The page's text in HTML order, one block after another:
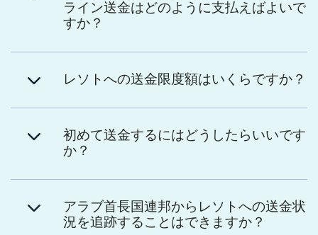
ライン送金はどのように支払えばよいで
すか？
レソトへの送金限度額はいくらですか？
初めて送金するにはどうしたらいいです
か？
アラブ首長国連邦からレソトへの送金状
況を追跡することはできますか？